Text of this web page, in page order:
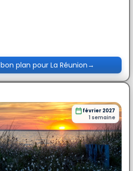
plan pour La Réunion→
février 2027
1 semaine